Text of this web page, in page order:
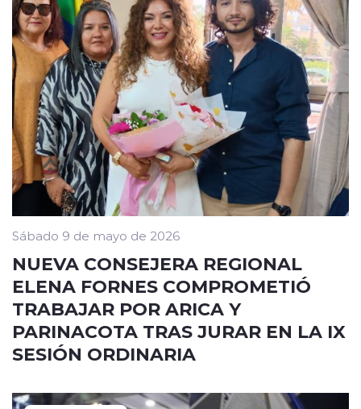
Sábado 9 de mayo de 2026
NUEVA CONSEJERA REGIONAL
ELENA FORNES COMPROMETIÓ
TRABAJAR POR ARICA Y
PARINACOTA TRAS JURAR EN LA IX
SESIÓN ORDINARIA